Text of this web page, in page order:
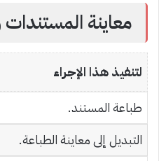
معاينة المستندات
لتنفيذ هذا الإجراء
طباعة المستند.
التبديل إلى معاينة الطباعة.